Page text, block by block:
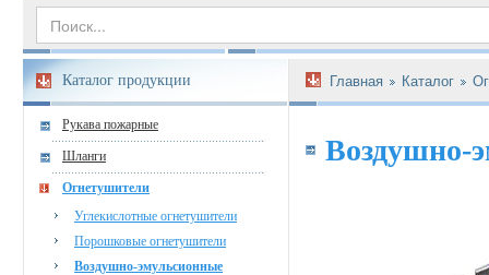
Каталог продукции
Рукава пожарные
Шланги
Огнетушители
Углекислотные огнетушители
Порошковые огнетушители
Воздушно-эмульсионные
Главная Каталог
Воздушно-